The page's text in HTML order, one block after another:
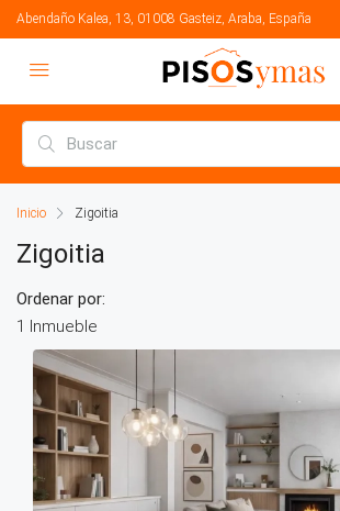
Abendaño Kalea, 13, 01008 Gasteiz, Araba, España
Inicio Zigoitia
Zigoitia
1 Inmueble
Ordenar por: